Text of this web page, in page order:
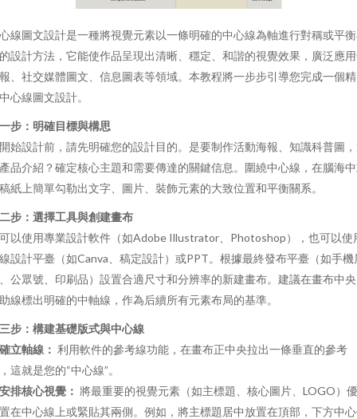
線圖文設計是一種將視覺元素以一條明確的中心線為軸進行對稱或平
設計方法，它能使作品呈現出清晰、穩定、和諧的視覺效果，廣泛應
、社交媒體圖文、信息圖表等領域。本教程將一步步引導您完成一個
心線圖文設計。
步：明確目標與構思
始設計前，請先明確您的設計目的。是要制作活動海報、知識科普圖
品介紹？確定核心主題和需要傳達的關鍵信息。圍繞中心線，在腦海
紙上簡單勾勒出文字、圖片、裝飾元素的大致位置和平衡關系。
步：選擇工具與創建畫布
以使用專業設計軟件（如Adobe Illustrator、Photoshop），也可以使
設計平臺（如Canva、稿定設計）或PPT。根據最終發布平臺（如手機
公眾號、印刷品）設置合適尺寸和分辨率的新建畫布。建議在畫布中
線標出明確的中軸線，作為后續所有元素布局的基準。
步：構建基礎版式與中心線
確立軸線： 利用軟件的參考線功能，在畫布正中央拉出一條垂直的參考
這就是您的“中心線”。
安排核心視覺： 將最重要的視覺元素（如主標題、核心圖片、LOGO）
在中心線上或緊貼其兩側。例如，將主標題居中放置在頂部，下方中